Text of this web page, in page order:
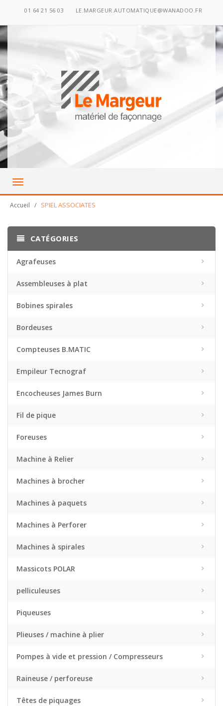
01 64 21 56 03 LE.MARGEUR.AUTOMATIQUE@WANADOO.FR
Toggle
Accueil SPIEL ASSOCIATES
CATÉGORIES
Agrafeuses
Assembleuses à plat
Bobines spirales
Bordeuses
Compteuses B.MATIC
Empileur Tecnograf
Encocheuses James Burn
Fil de pique
Foreuses
Machine à Relier
Machines à brocher
Machines à paquets
Machines à Perforer
Machines à spirales
Massicots POLAR
pelliculeuses
Piqueuses
Plieuses / machine à plier
Pompes à vide et pression / Compresseurs
Raineuse / perforeuse
Têtes de piquages